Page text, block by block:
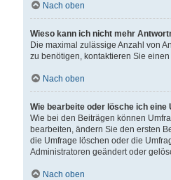
Nach oben
Wieso kann ich nicht mehr
Die maximal zulässige Anzahl von
zu benötigen, kontaktieren Sie einen
Nach oben
Wie bearbeite oder lösche ich eine
Wie bei den Beiträgen können
bearbeiten, ändern Sie den ersten
die Umfrage löschen oder die
Administratoren geändert oder
Nach oben